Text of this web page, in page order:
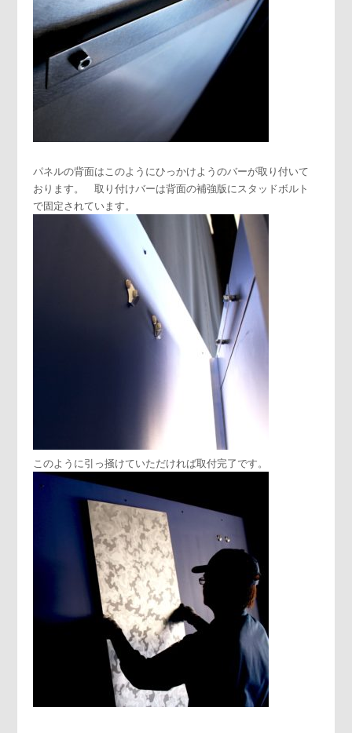
パネルの背面はこのようにひっかけようのバーが取り付いて
おります。 取り付けバーは背面の補強版にスタッドボルト
で固定されています。
このように引っ掻けていただければ取付完了です。